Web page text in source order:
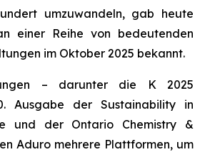
umzuwandeln, gab heute
einer Reihe von bedeutenden
im Oktober 2025 bekannt.
– darunter die K 2025
Ausgabe der Sustainability in
und der Ontario Chemistry &
Aduro mehrere Plattformen, um